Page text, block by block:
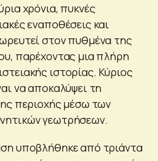
χρόνια, πυκνές
εναποθέσεις και
στον πυθμένα της
παρέχοντας μια πλήρη
ιστορίας. Κύριος
να αποκαλύψει τη
περιοχής μέσω των
γεωτρήσεων.
υποβλήθηκε από τριάντα